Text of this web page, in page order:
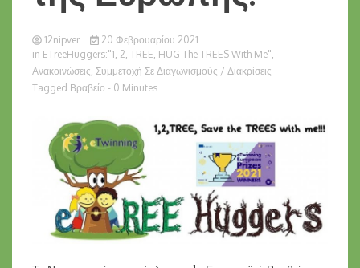
12nipver
20 Φεβρουαρίου 2021
in ETreeHuggers:"1, 2, TREE, HUG The TREES With Me",
Ανακοινώσεις, Συμμετοχή Σε Διαγωνισμούς / Διακρίσεις
Tagged Βραβείο - 0 Minutes